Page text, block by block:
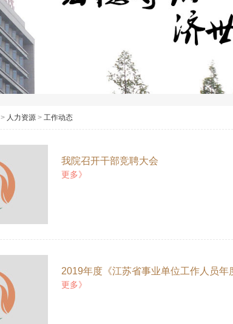
> 人力资源 > 工作动态
我院召开干部竞聘大会
更多》
2019年度《江苏省事业单位工作人员
更多》